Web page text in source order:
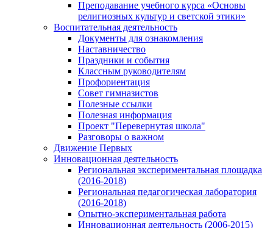
Преподавание учебного курса «Основы
религиозных культур и светской этики»
Воспитательная деятельность
Документы для ознакомления
Наставничество
Праздники и события
Классным руководителям
Профориентация
Совет гимназистов
Полезные ссылки
Полезная информация
Проект "Перевернутая школа"
Разговоры о важном
Движение Первых
Инновационная деятельность
Региональная экспериментальная площадка
(2016-2018)
Региональная педагогическая лаборатория
(2016-2018)
Опытно-экспериментальная работа
Инновационная деятельность (2006-2015)